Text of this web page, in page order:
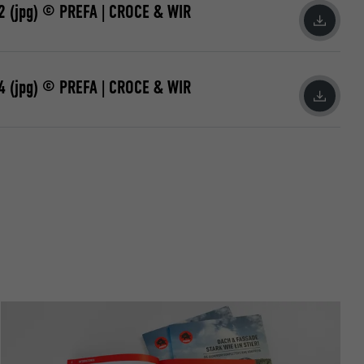
(jpg) © PREFA | CROCE & WIR
(jpg) © PREFA | CROCE & WIR
Extension.
Daten
pro Seite